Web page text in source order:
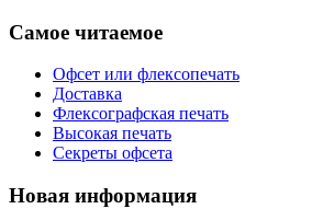
Самое читаемое
Офсет или флексопечать
Доставка
Флексографская печать
Высокая печать
Секреты офсета
Новая информация